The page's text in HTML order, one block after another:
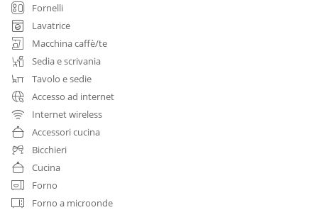
Fornelli
Lavatrice
Macchina caffè/te
Sedia e scrivania
Tavolo e sedie
Accesso ad internet
Internet wireless
Accessori cucina
Bicchieri
Cucina
Forno
Forno a microonde